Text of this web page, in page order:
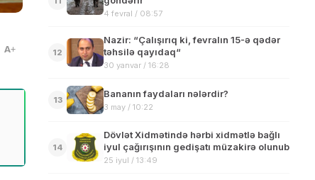
A
4 fevral / 08:57
12
Nazir: “Çalışırıq ki, fevralın 15-ə qədər
təhsilə qayıdaq“
30 yanvar / 16:28
13
Bananın faydaları nələrdir?
3 may / 10:22
14
Dövlət Xidmətində hərbi xidmətlə bağlı
iyul çağırışının gedişatı müzakirə olunub
25 iyul / 13:49